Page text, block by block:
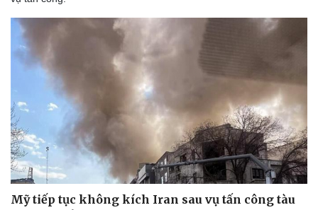
Mỹ tiếp tục không kích Iran sau vụ tấn công tàu